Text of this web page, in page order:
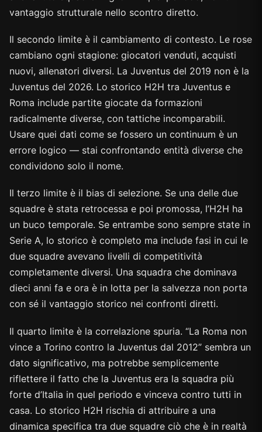
vantaggio strutturale nello scontro diretto.
Il secondo limite è il cambiamento di contesto. Le rose
cambiano ogni stagione: giocatori venduti, acquisti
nuovi, allenatori diversi. La Juventus del 2019 non è la
Juventus del 2026. Lo storico H2H tra Juventus e
Roma include partite giocate da formazioni
radicalmente diverse, con tattiche incomparabili.
Usare quei dati come se fossero un continuum è un
errore logico — stai confrontando entità diverse che
condividono solo il nome.
Il terzo limite è il bias di selezione. Se una delle due
squadre è stata retrocessa e poi promossa, l’H2H ha
un buco temporale. Se entrambe sono sempre state in
Serie A, lo storico è completo ma include fasi in cui le
due squadre avevano livelli di competitività
completamente diversi. Una squadra che dominava
dieci anni fa e ora è in lotta per la salvezza non porta
con sé il vantaggio storico nei confronti diretti.
Il quarto limite è la correlazione spuria. “La Roma non
vince a Torino contro la Juventus dal 2012” sembra un
dato significativo, ma potrebbe semplicemente
riflettere il fatto che la Juventus era la squadra più
forte d’Italia in quel periodo e vinceva contro tutti in
casa. Lo storico H2H rischia di attribuire a una
dinamica specifica tra due squadre ciò che è in realtà